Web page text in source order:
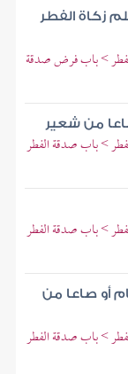
زكاة الفطر
> باب فرض صدقة
من شعير
> باب صدقة الفطر
> باب صدقة الفطر
أو صاعا من
> باب صدقة الفطر